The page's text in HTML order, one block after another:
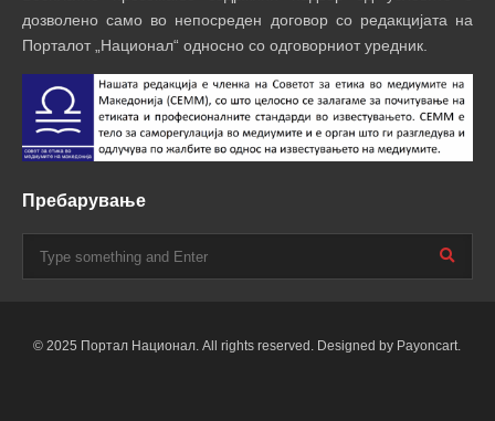
дозволено само во непосреден договор со редакцијата на
Порталот „Национал“ односно со одговорниот уредник.
Пребарување
© 2025 Портал Национал. All rights reserved. Designed by Payoncart.